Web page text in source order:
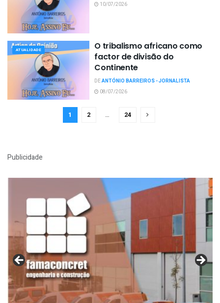
10/07/2026
ATUALIDADE
O tribalismo africano como
factor de divisão do
Continente
DEANTÓNIO BARREIROS - JORNALISTA
08/07/2026
1 2 … 24
Publicidade